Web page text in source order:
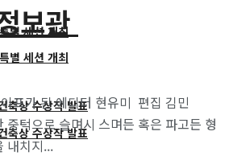
별 세션 개최
축상 수상작 발표
별 세션 개최
축상 수상작 발표
보관
프가 된 에디터 현유미 편집 김민
턱으로 슬며시 스며든 혹은 파고든 형
내치지...